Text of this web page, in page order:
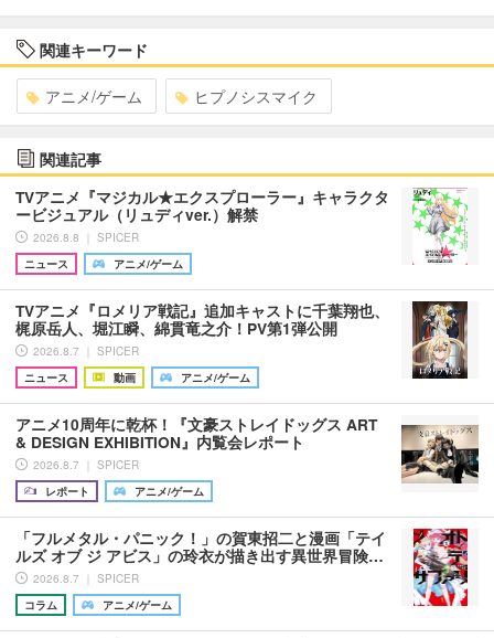
関連キーワード
アニメ/ゲーム ヒプノシスマイク
関連記事
TVアニメ『マジカル★エクスプローラー』キャラクタ
ービジュアル（リュディver.）解禁
2026.8.8 ｜ SPICER
ニュース
アニメ/ゲーム
TVアニメ『ロメリア戦記』追加キャストに千葉翔也、
梶原岳人、堀江瞬、綿貫竜之介！PV第1弾公開
2026.8.7 ｜ SPICER
ニュース
動画 アニメ/ゲーム
アニメ10周年に乾杯！『文豪ストレイドッグス ART
& DESIGN EXHIBITION』内覧会レポート
2026.8.7 ｜ SPICER
レポート
アニメ/ゲーム
「フルメタル・パニック！」の賀東招二と漫画「テイ
ルズ オブ ジ アビス」の玲衣が描き出す異世界冒険…
2026.8.7 ｜ SPICER
コラム
アニメ/ゲーム